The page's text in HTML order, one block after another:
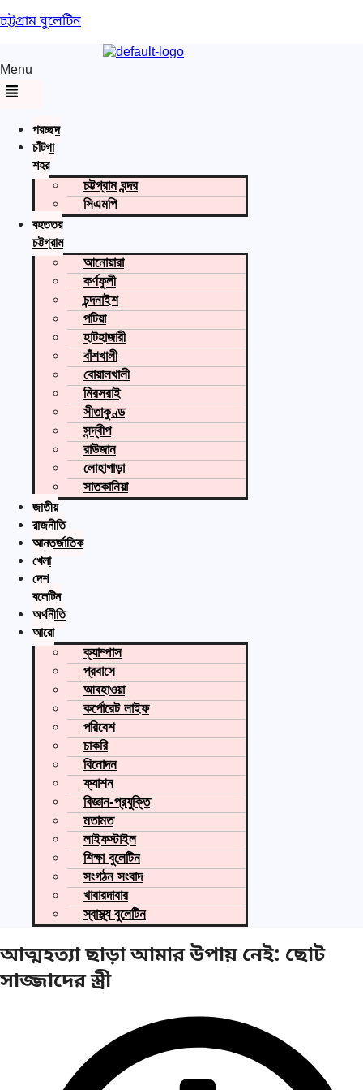
চট্টগ্রাম বুলেটিন
Menu
প্রচ্ছদ
চাঁটগা
শহর
চট্টগ্রাম বন্দর
সিএমপি
বৃহত্তর
চট্টগ্রাম
আনোয়ারা
কর্ণফুলী
চন্দনাইশ
পটিয়া
হাটহাজারী
বাঁশখালী
বোয়ালখালী
মিরসরাই
সীতাকুণ্ড
সন্দ্বীপ
রাউজান
লোহাগাড়া
সাতকানিয়া
জাতীয়
রাজনীতি
আন্তর্জাতিক
খেলা
দেশ
বুলেটিন
অর্থনীতি
আরো
ক্যাম্পাস
প্রবাসে
আবহাওয়া
কর্পোরেট লাইফ
পরিবেশ
চাকরি
বিনোদন
ফ্যাশন
বিজ্ঞান-প্রযুক্তি
মতামত
লাইফস্টাইল
শিক্ষা বুলেটিন
সংগঠন সংবাদ
খাবারদাবার
স্বাস্থ্য বুলেটিন
আত্মহত্যা ছাড়া আমার উপায় নেই: ছোট
সাজ্জাদের স্ত্রী